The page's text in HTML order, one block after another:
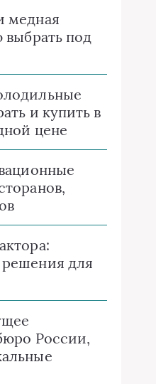
медная
выбрать под
и купить в
цене
для
России,